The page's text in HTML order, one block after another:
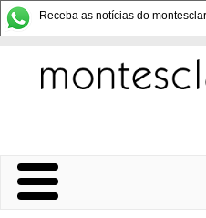
Receba as notícias do